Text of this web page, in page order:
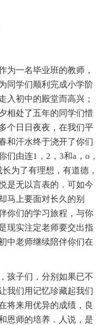
一名毕业班的教师，
同学们顺利完成小学阶
入初中的殿堂而高兴；
相处了五年的同学们惜
个日日夜夜，在我们平
和汗水终于浇开了你们
们由连1，2，3和a，o，
为了有理想，有道德，
是无以言表的．可如今
马上要面对长久的别
你们的学习旅程，与你
现实注定老师要交出指
中老师继续陪伴你们在
子们，分别如果已不
我们用记忆珍藏起我们
将来用优异的成绩，良
恩师的培养．人说，是